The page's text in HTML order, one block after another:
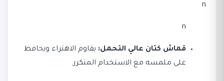
n
n
قماش كتان عالي التحمل: يقاوم الاهتراء ويحافظ
على ملمسه مع الاستخدام المتكرر.